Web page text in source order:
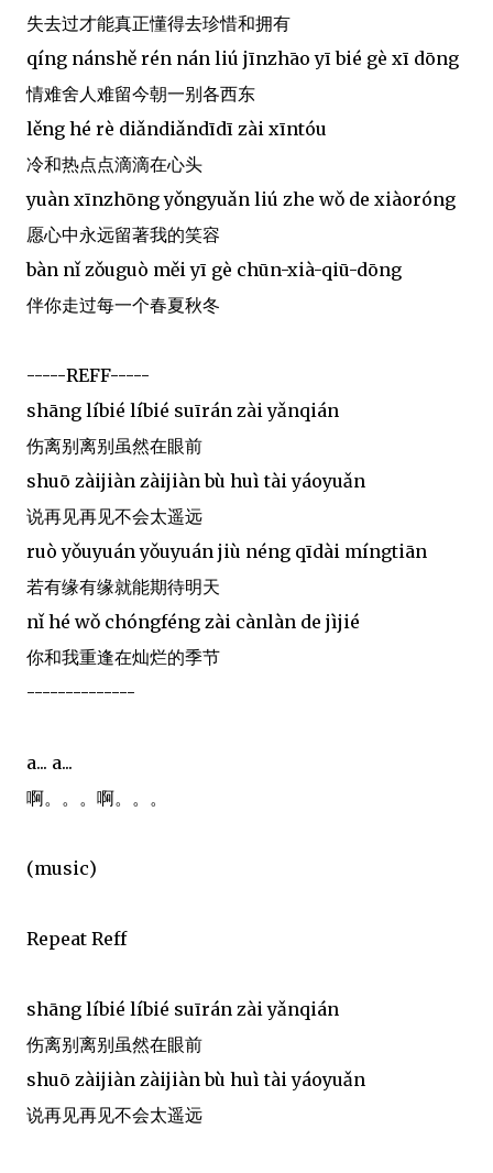
失去过才能真正懂得去珍惜和拥有
qíng nánshě rén nán liú jīnzhāo yī bié gè xī dōng
情难舍人难留今朝一别各西东
lěng hé rè diǎndiǎndīdī zài xīntóu
冷和热点点滴滴在心头
yuàn xīnzhōng yǒngyuǎn liú zhe wǒ de xiàoróng
愿心中永远留著我的笑容
bàn nǐ zǒuguò měi yī gè chūn-xià-qiū-dōng
伴你走过每一个春夏秋冬
-----REFF-----
shāng líbié líbié suīrán zài yǎnqián
伤离别离别虽然在眼前
shuō zàijiàn zàijiàn bù huì tài yáoyuǎn
说再见再见不会太遥远
ruò yǒuyuán yǒuyuán jiù néng qīdài míngtiān
若有缘有缘就能期待明天
nǐ hé wǒ chóngféng zài cànlàn de jìjié
你和我重逢在灿烂的季节
--------------
a... a...
啊。。。啊。。。
(music)
Repeat Reff
shāng líbié líbié suīrán zài yǎnqián
伤离别离别虽然在眼前
shuō zàijiàn zàijiàn bù huì tài yáoyuǎn
说再见再见不会太遥远